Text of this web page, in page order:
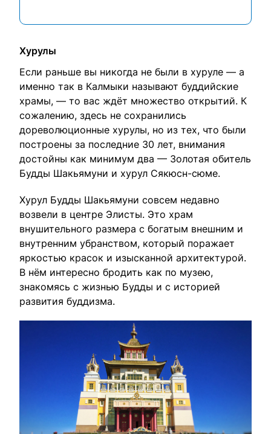
Хурулы
Если раньше вы никогда не были в хуруле — а
именно так в Калмыки называют буддийские
храмы, — то вас ждёт множество открытий. К
сожалению, здесь не сохранились
дореволюционные хурулы, но из тех, что были
построены за последние 30 лет, внимания
достойны как минимум два — Золотая обитель
Будды Шакьямуни и хурул Сякюсн-сюме.
Хурул Будды Шакьямуни совсем недавно
возвели в центре Элисты. Это храм
внушительного размера с богатым внешним и
внутренним убранством, который поражает
яркостью красок и изысканной архитектурой.
В нём интересно бродить как по музею,
знакомясь с жизнью Будды и с историей
развития буддизма.